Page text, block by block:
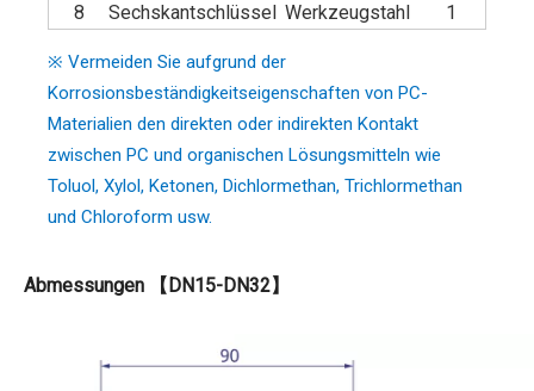
8 Sechskantschlüssel Werkzeugstahl 1
※ Vermeiden Sie aufgrund der
Korrosionsbeständigkeitseigenschaften von PC-
Materialien den direkten oder indirekten Kontakt
zwischen PC und organischen Lösungsmitteln wie
Toluol, Xylol, Ketonen, Dichlormethan, Trichlormethan
und Chloroform usw.
Abmessungen 【DN15-DN32】